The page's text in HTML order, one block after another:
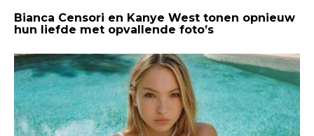
Bianca Censori en Kanye West tonen opnieuw
hun liefde met opvallende foto’s